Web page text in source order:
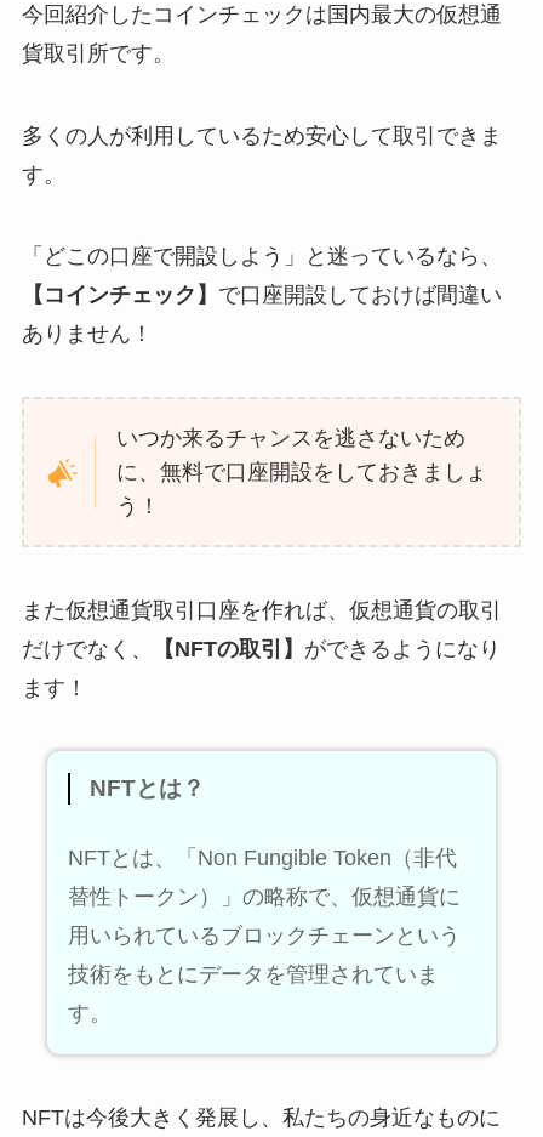
今回紹介したコインチェックは国内最大の仮想通
貨取引所です。
多くの人が利用しているため安心して取引できま
す。
「どこの口座で開設しよう」と迷っているなら、
【コインチェック】 で口座開設しておけば間違い
ありません！
いつか来るチャンスを逃さないため
に、無料で口座開設をしておきましょ
う！
また仮想通貨取引口座を作れば、仮想通貨の取引
だけでなく、
【NFTの取引】 ができるようになり
ます！
NFTとは？
NFTとは、「Non Fungible Token（非代
替性トークン）」の略称で、仮想通貨に
用いられているブロックチェーンという
技術をもとにデータを管理されていま
す。
NFTは今後大きく発展し、私たちの身近なものに